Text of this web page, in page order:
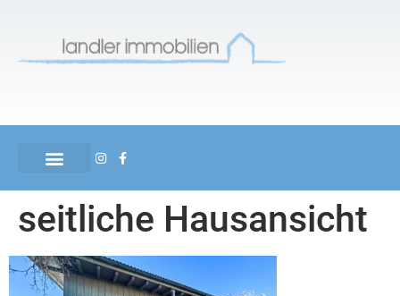
seitliche Hausansicht